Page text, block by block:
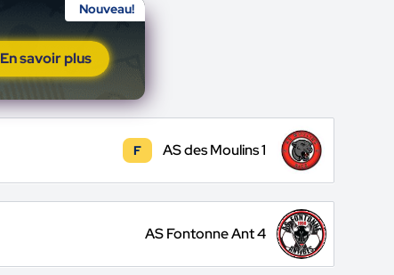
Nouveau!
En savoir plus
F AS des Moulins 1
AS Fontonne Ant 4